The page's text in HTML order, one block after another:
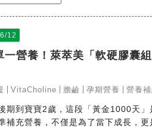
12
一營養！萊萃美「軟硬膠囊
VitaCholine 膽鹼 孕期營養 營養
期到寶寶2歲，這段「黃金1000天
補充營養，不僅是為了當下成長，